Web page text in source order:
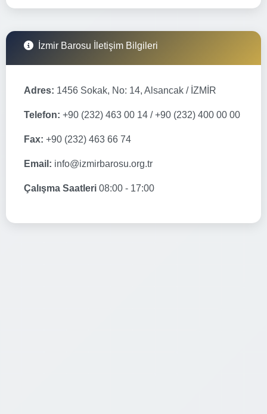
İzmir Barosu İletişim Bilgileri
Adres: 1456 Sokak, No: 14, Alsancak / İZMİR
Telefon: +90 (232) 463 00 14 / +90 (232) 400 00 00
Fax: +90 (232) 463 66 74
Email: info@izmirbarosu.org.tr
Çalışma Saatleri 08:00 - 17:00